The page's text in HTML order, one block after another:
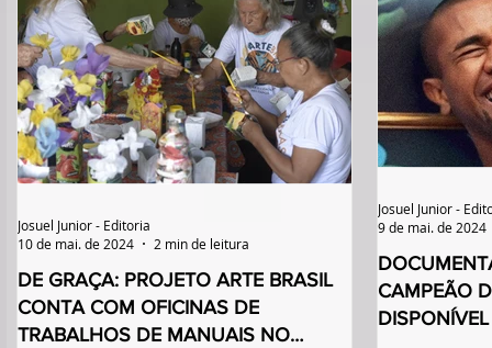
DE GRAÇA: PROJETO ARTE BRASIL
CONTA COM OFICINAS DE
TRABALHOS DE MANUAIS NO
Josuel Junior - Editoria
10 de mai. de 2024
2 min de leitura
CAMPEÃO
DISPONÍVEL
Josuel Junior -
9 de mai. de 2024